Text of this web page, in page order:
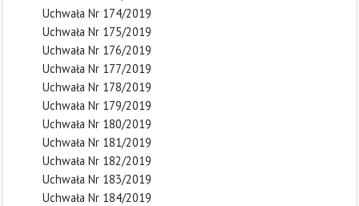
Uchwała Nr 174/2019
Uchwała Nr 175/2019
Uchwała Nr 176/2019
Uchwała Nr 177/2019
Uchwała Nr 178/2019
Uchwała Nr 179/2019
Uchwała Nr 180/2019
Uchwała Nr 181/2019
Uchwała Nr 182/2019
Uchwała Nr 183/2019
Uchwała Nr 184/2019